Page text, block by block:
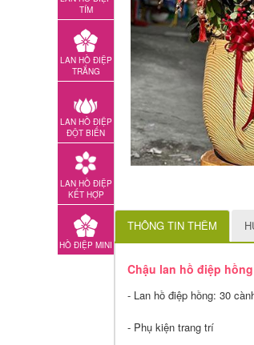
TÍM
LAN HỒ ĐIỆP
TRẮNG
LAN HỒ ĐIỆP
ĐỘT BIẾN
LAN HỒ ĐIỆP
KẾT HỢP
HỒ ĐIỆP MINI
THÔNG TIN THÊM
Chậu lan hồ điệp
- Lan hồ điệp hồng: 30
- Phụ kiện trang trí